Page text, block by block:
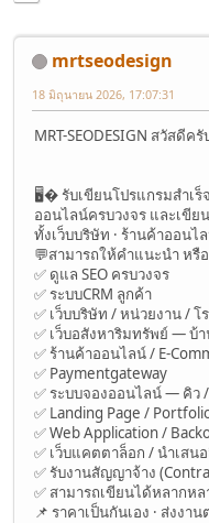
mrtseodesign
18 มิถุนายน 2026, 17:07:31
MRT-SEODESIGN สวัสดีครั
🖥� รับเขียนโปรแกรมสำเ
ออนไลน์ครบวงจร และเขี
ทั้งเว็บบริษัท · ร้านค้าออนไ
💬สามารถให้คำแนะนำ หรื
✅ ดูแล SEO ครบวงจร
✅ ระบบCRM ลูกค้า
✅ เว็บบริษัท / หน่วยงาน / โ
✅ เว็บอสังหาริมทรัพย์ — บ้
✅ ร้านค้าออนไลน์ / E-
✅ Paymentgateway
✅ ระบบจองออนไลน์ — คิว
✅ Landing Page /
✅ Web Application /
✅ เว็บแคตตาล็อก / นำเสน
✅ รับงานสัญญาจ้าง
✅ สามารถเขียนได้หลากห
📌 ราคาเป็นกันเอง · ส่งงา